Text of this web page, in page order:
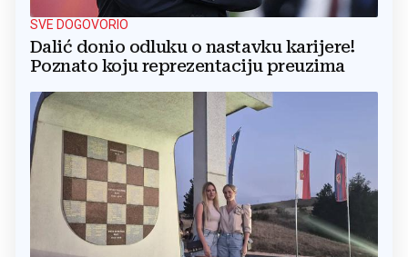
SVE DOGOVORIO
Dalić donio odluku o nastavku karijere!
Poznato koju reprezentaciju preuzima